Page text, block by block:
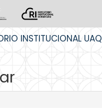
INSTITUCIONAL UAQ